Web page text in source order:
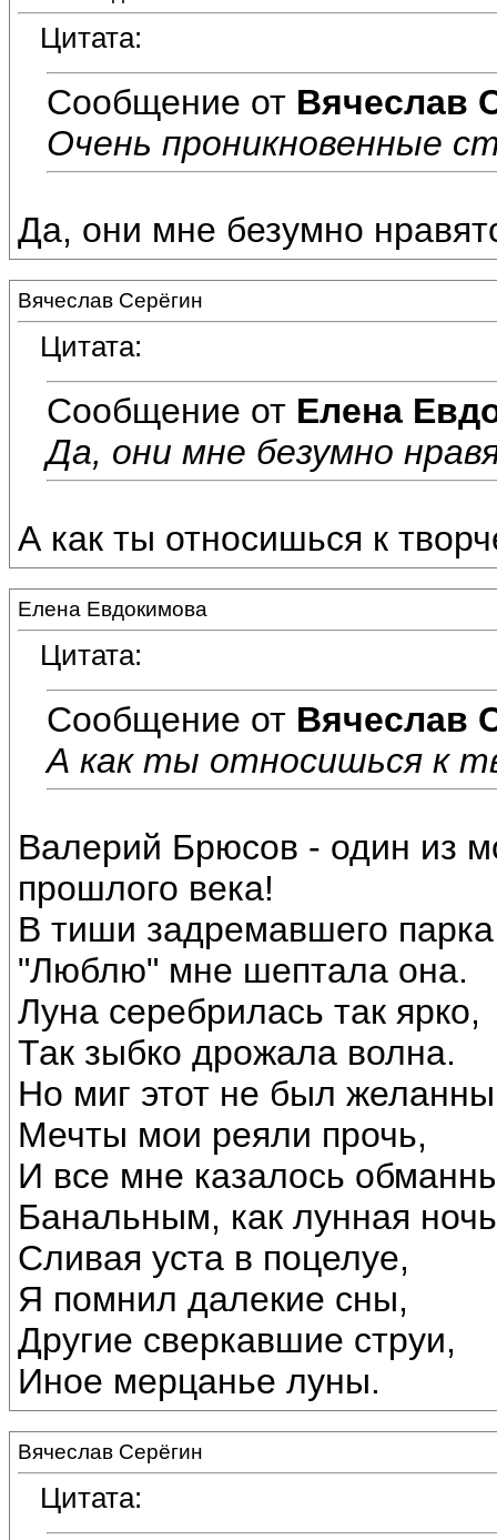
Цитата:
Сообщение от Вячеслав
Очень проникновенные
Да, они мне безумно
Вячеслав Серёгин
Цитата:
Сообщение от Елена
Да, они мне безумно
А как ты относишься к
Елена Евдокимова
Цитата:
Сообщение от Вячеслав
А как ты относишься к
Валерий Брюсов - один из
прошлого века!
В тиши задремавшего парка
"Люблю" мне шептала она.
Луна серебрилась так ярко,
Так зыбко дрожала волна.
Но миг этот не был
Мечты мои реяли прочь,
И все мне казалось
Банальным, как лунная
Сливая уста в поцелуе,
Я помнил далекие сны,
Другие сверкавшие струи,
Иное мерцанье луны.
Вячеслав Серёгин
Цитата: